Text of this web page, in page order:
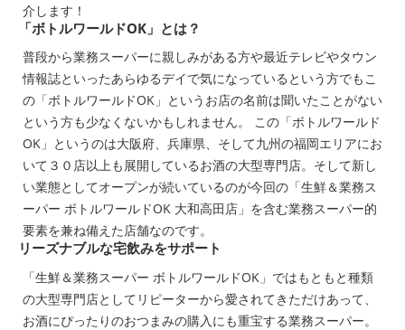
介します！
「ボトルワールドOK」とは？
普段から業務スーパーに親しみがある方や最近テレビやタウン
情報誌といったあらゆるデイで気になっているという方でもこ
の「ボトルワールドOK」というお店の名前は聞いたことがない
という方も少なくないかもしれません。 この「ボトルワールド
OK」というのは大阪府、兵庫県、そして九州の福岡エリアにお
いて３０店以上も展開しているお酒の大型専門店。そして新し
い業態としてオープンが続いているのが今回の「生鮮＆業務ス
ーパー ボトルワールドOK 大和高田店」を含む業務スーパー的
要素を兼ね備えた店舗なのです。
リーズナブルな宅飲みをサポート
「生鮮＆業務スーパー ボトルワールドOK」ではもともと種類
の大型専門店としてリピーターから愛されてきただけあって、
お酒にぴったりのおつまみの購入にも重宝する業務スーパー。